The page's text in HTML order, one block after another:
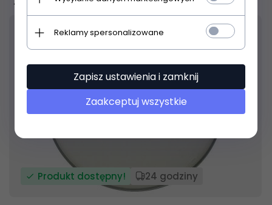
Produkt dostępny! 24 godziny
Reklamy spersonalizowane
Zapisz ustawienia i zamknij
Zaakceptuj wszystkie